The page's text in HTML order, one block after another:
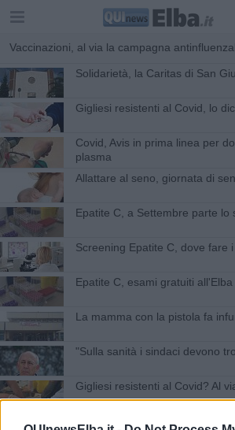
Vaccinazioni, al via la campagna
Solidarietà, la Caritas di San
Gigliesi resistenti al Covid, lo
Covid, Avis in prima linea per
plasma
Allattare al seno, giornata di
Epatite C, a Settembre parte lo
Screening Epatite C, dove fare
Epatite C, esami gratuiti all'Elba
La mamma con la pistola fa
"Sulla sanità i sindaci devono
Gigliesi resistenti al Covid? Al
Screening Epatite C, "aderire